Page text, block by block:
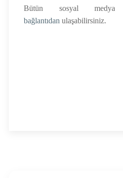
Bütün sosyal medya
bağlantıdan ulaşabilirsiniz.